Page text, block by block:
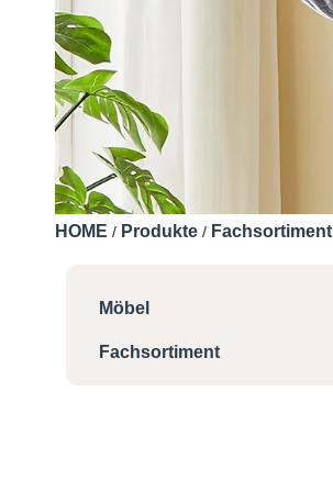
HOME / Produkte / Fachsortiment
Möbel
Fachsortiment